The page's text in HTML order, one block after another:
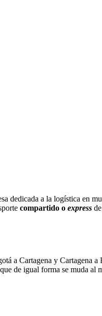
dedicada a la logística en
compartido o express de
a Cartagena y Cartagena
de igual forma se muda al